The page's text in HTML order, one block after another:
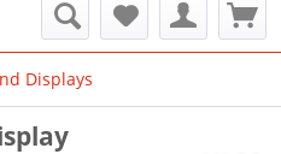
Displays